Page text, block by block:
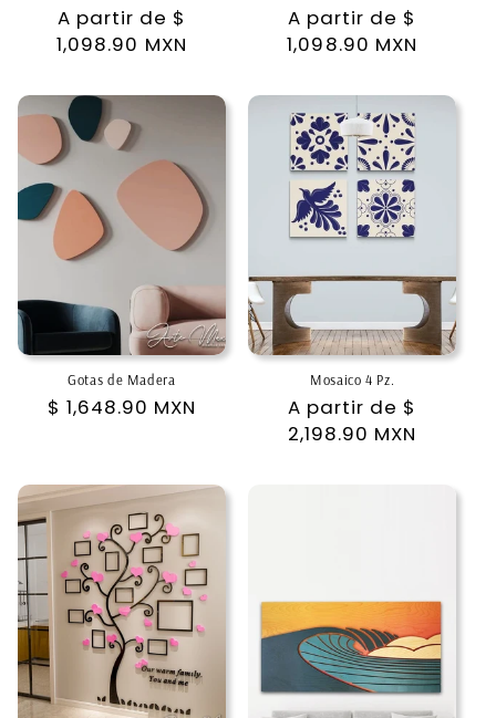
Precio
habitual
A partir de $
1,098.90 MXN
Precio
habitual
A partir de $
1,098.90 MXN
Gotas de Madera
Precio
$ 1,648.90 MXN
Mosaico 4 Pz.
Precio
habitual
A partir de $
2,198.90 MXN